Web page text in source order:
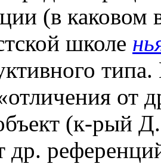
(в каковом
школе
от
(к-рый Д.
др.